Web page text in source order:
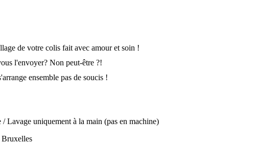
de votre colis fait avec amour et soin !
l'envoyer? Non peut-être ?!
ensemble pas de soucis !
Lavage uniquement à la main (pas en machine)